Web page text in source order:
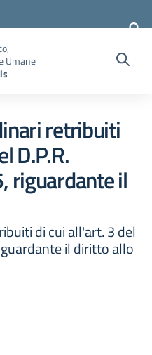
Umane
retribuiti
D.P.R.
riguardante il
di cui all'art. 3 del
il diritto allo